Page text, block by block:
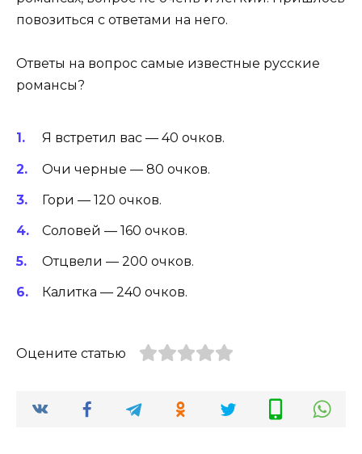
повозиться с ответами на него.
Ответы на вопрос самые известные русские
романсы?
Я встретил вас — 40 очков.
Очи черные — 80 очков.
Гори — 120 очков.
Соловей — 160 очков.
Отцвели — 200 очков.
Калитка — 240 очков.
Оцените статью